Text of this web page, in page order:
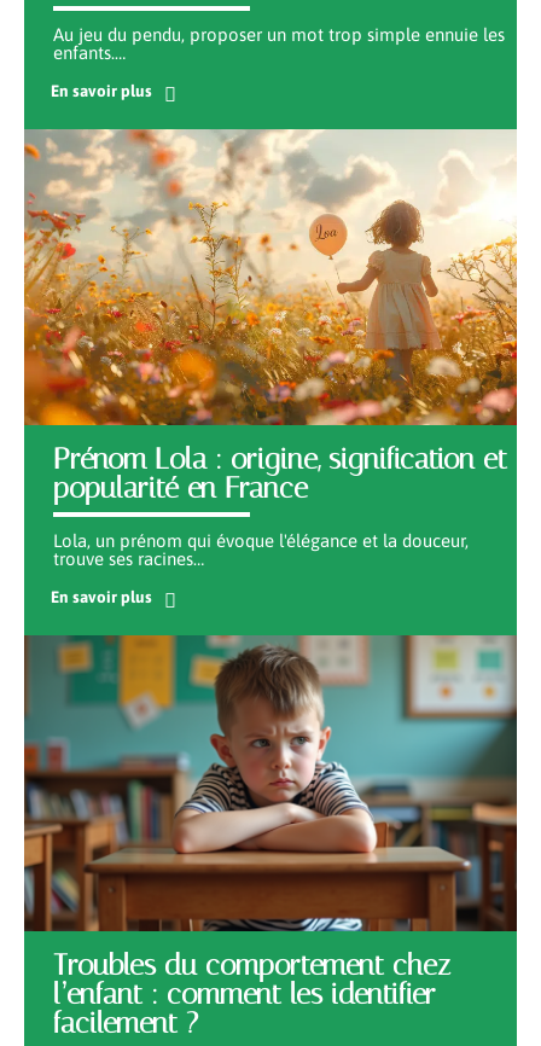
Au jeu du pendu, proposer un mot trop simple ennuie les
enfants.…
En savoir plus
Prénom Lola : origine, signification et
popularité en France
Lola, un prénom qui évoque l'élégance et la douceur,
trouve ses racines…
En savoir plus
Troubles du comportement chez
l’enfant : comment les identifier
facilement ?